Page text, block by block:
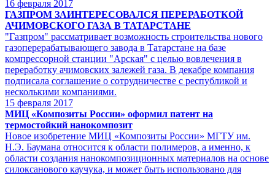
16 февраля 2017
ГАЗПРОМ ЗАИНТЕРЕСОВАЛСЯ ПЕРЕРАБОТКОЙ
АЧИМОВСКОГО ГАЗА В ТАТАРСТАНЕ
"Газпром" рассматривает возможность строительства нового
газоперерабатывающего завода в Татарстане на базе
компрессорной станции "Арская" с целью вовлечения в
переработку ачимовских залежей газа. В декабре компания
подписала соглашение о сотрудничестве с республикой и
несколькими компаниями.
15 февраля 2017
МИЦ «Композиты России» оформил патент на
термостойкий нанокомпозит
Новое изобретение МИЦ «Композиты России» МГТУ им.
Н.Э. Баумана относится к области полимеров, а именно, к
области создания нанокомпозиционных материалов на основе
силоксанового каучука, и может быть использовано для